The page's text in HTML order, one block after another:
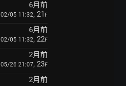
6月前
02/05 11:32, 21 F
6月前
02/05 11:32, 22F
2月前
05/26 21:07, 23F
2月前